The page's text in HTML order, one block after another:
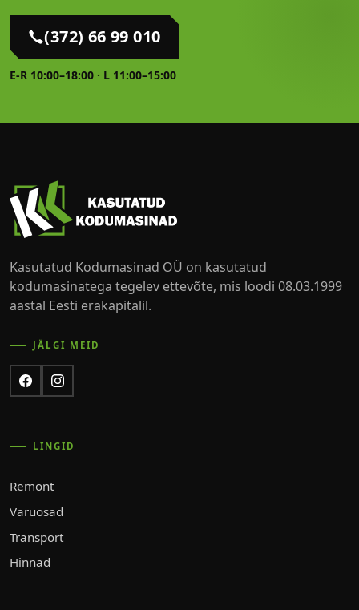
(372) 66 99 010
E-R 10:00–18:00 · L 11:00–15:00
Kasutatud Kodumasinad OÜ on kasutatud
kodumasinatega tegelev ettevõte, mis loodi 08.03.1999
aastal Eesti erakapitalil.
JÄLGI MEID
LINGID
Remont
Varuosad
Transport
Hinnad